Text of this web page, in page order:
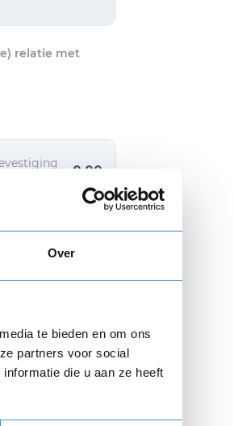
Over
te bieden en om ons
partners voor social
die u aan ze heeft
relatie met
0,00
opzegbrief